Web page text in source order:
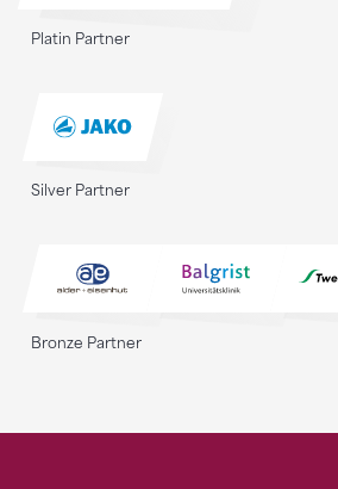
Platin Partner
Silver Partner
Bronze Partner